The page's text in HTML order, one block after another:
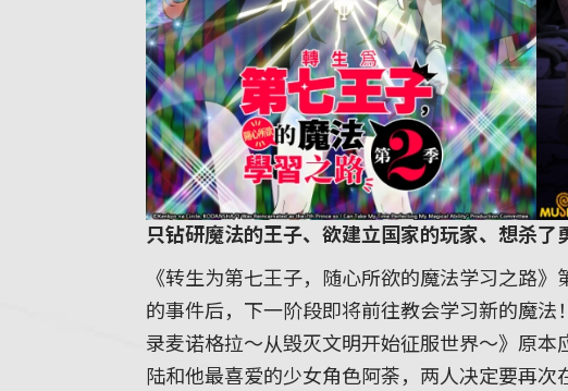
只钻研魔法的王子、欲建立国家的玩家、想杀了
《转生为第七王子，随心所欲的魔法学习之路
的事件后，下一阶段即将前往教会学习新的魔
录麦诺格拉～从毁灭文明开始征服世界～》原
陆和他最喜爱的少女角色阿荼，两人决定要再